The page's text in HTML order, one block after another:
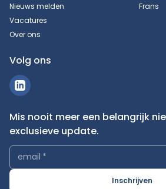
Nieuws melden
Vacatures
Over ons
Frans
Volg ons
Mis nooit meer een belangrijk
exclusieve update.
email *
Inschrijven